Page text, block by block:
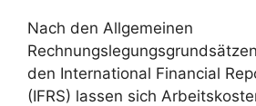
Nach den Allgemeinen
den International Financial
(IFRS) lassen sich